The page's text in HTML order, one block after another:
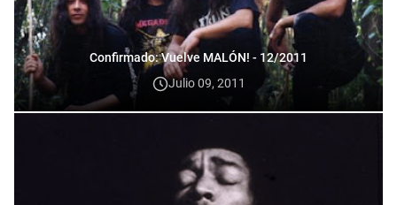
Confirmado: Vuelve MALÓN! - 12/2011
Julio 09, 2011